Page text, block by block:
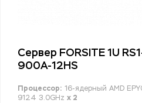
Сервер FORSITE 1U
900A-12HS
Процессор: 16-ядерный AMD
9124 3.0GHz x 2